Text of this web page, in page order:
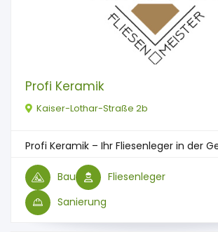
Profi Keramik
Kaiser-Lothar-Straße 2b
Profi Keramik – Ihr Fliesenleger in der
Bau
Fliesenleger
Sanierung